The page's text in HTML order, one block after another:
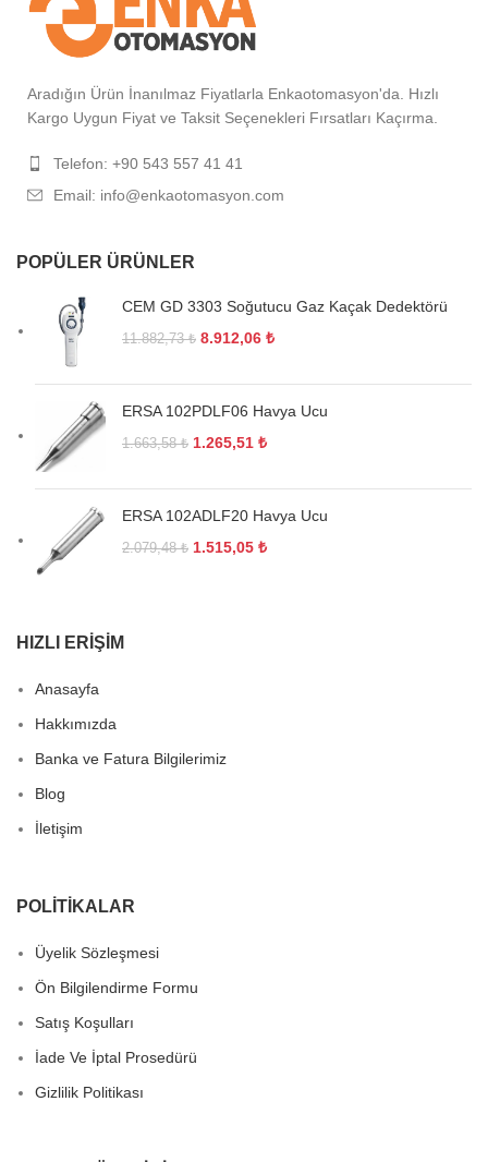
Aradığın Ürün İnanılmaz Fiyatlarla Enkaotomasyon'da. Hızlı
Kargo Uygun Fiyat ve Taksit Seçenekleri Fırsatları Kaçırma.
Telefon: +90 543 557 41 41
Email: info@enkaotomasyon.com
POPÜLER ÜRÜNLER
CEM GD 3303 Soğutucu Gaz Kaçak Dedektörü
11.882,73₺ 8.912,06 ₺
ERSA 102PDLF06 Havya Ucu
1.663,58₺ 1.265,51 ₺
ERSA 102ADLF20 Havya Ucu
2.079,48₺ 1.515,05 ₺
HIZLI ERIŞIM
Anasayfa
Hakkımızda
Banka ve Fatura Bilgilerimiz
Blog
İletişim
POLITIKALAR
Üyelik Sözleşmesi
Ön Bilgilendirme Formu
Satış Koşulları
İade Ve İptal Prosedürü
Gizlilik Politikası